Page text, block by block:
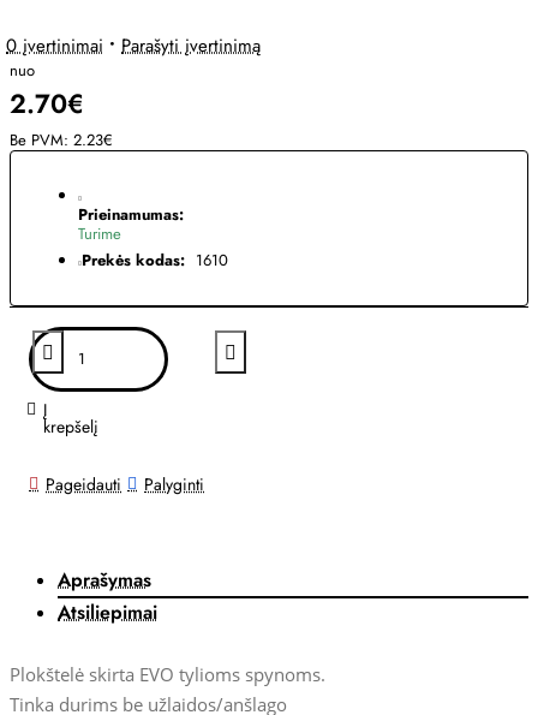
0 įvertinimai • Parašyti įvertinimą
nuo
2.70€
Be PVM: 2.23€
Prieinamumas:
Turime
Prekės kodas: 1610
Į
krepšelį
Pageidauti Palyginti
Aprašymas
Atsiliepimai
Plokštelė skirta EVO tylioms spynoms.
Tinka durims be užlaidos/anšlago